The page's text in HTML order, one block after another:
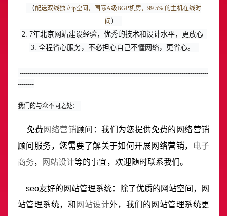
（配送双线独立ip空间，国际A级BGP机房，99.5% 的主机在线时
间 ）
2. 7年北京网站建设经验，优秀的技术和设计水平，更放心
3. 全程省心服务，不必担心自己不懂网络，更省心。
---------------------------------------------------------------------------------------------
--------
我们的与众不同之处：
免费 网络营销顾问：我们为您提供免费的网络营销
顾问服务，您需要了解关于如何开展网络营销，
电子
商务， 网站设计等的事宜，欢迎随时联系我们。
seo友好的网站管理系统：除了优质的网站空间，网
站管理系统，和 网站设计外，我们的网站管理系统更